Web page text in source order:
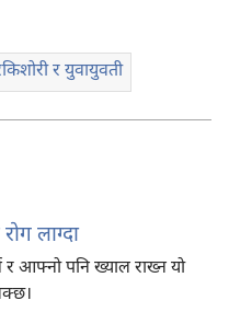
र युवायुवती
लाग्दा
र आफ्नो पनि ख्याल राख्न यो